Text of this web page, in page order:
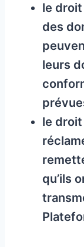
le droit
des
leurs
le
qu’ils